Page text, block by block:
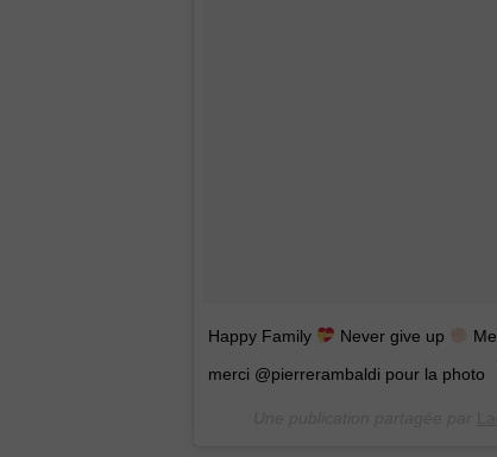
Happy Family Never give up
merci @pierrerambaldi pour la photo